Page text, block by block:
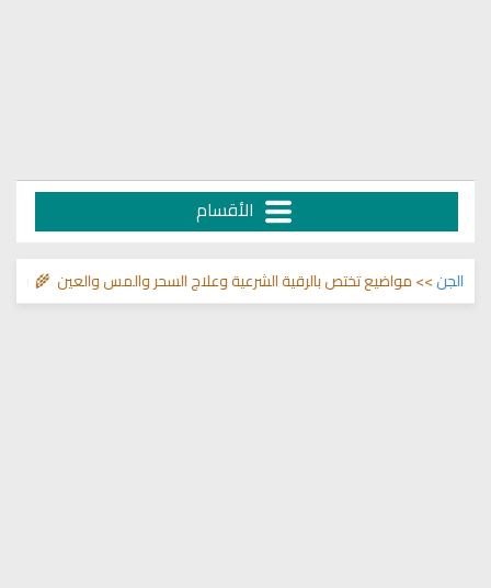
الأقسام
قناة>> مواضيع تختص بالرقية الشرعية وعلاج السحر والمس والعين 🌾